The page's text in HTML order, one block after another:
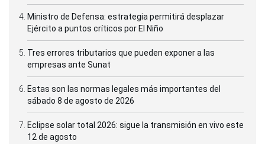
Ministro de Defensa: estrategia permitirá desplazar
Ejército a puntos críticos por El Niño
Tres errores tributarios que pueden exponer a las
empresas ante Sunat
Estas son las normas legales más importantes del
sábado 8 de agosto de 2026
Eclipse solar total 2026: sigue la transmisión en vivo este
12 de agosto